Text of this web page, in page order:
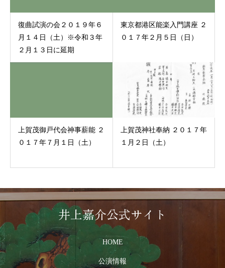
復曲試演の会２０１９年６
月１４日（土）※令和３年
２月１３日に延期
東京都港区能楽入門講座 ２
０１７年２月５日（日）
上賀茂御戸代会神事薪能 ２
０１７年７月１日（土）
上賀茂神社奉納 ２０１７年
１月２日（土）
井上嘉介公式サイト
HOME
公演情報